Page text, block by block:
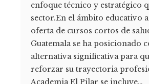
enfoque técnico y estratégico
sector.En el ámbito educativo
oferta de cursos cortos de
Guatemala se ha posicionado
alternativa significativa para
reforzar su trayectoria
Academia El Pilar se incluye…